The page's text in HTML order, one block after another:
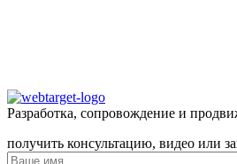
Разработка, сопровождение и
получить консультацию, видео или